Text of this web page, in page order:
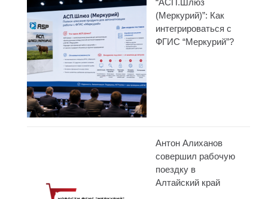
“АСП.Шлюз
(Меркурий)”: Как
интегрироваться с
ФГИС “Меркурий”?
Антон Алиханов
совершил рабочую
поездку в
Алтайский край